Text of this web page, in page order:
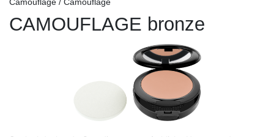
CAMOUFLAGE bronze